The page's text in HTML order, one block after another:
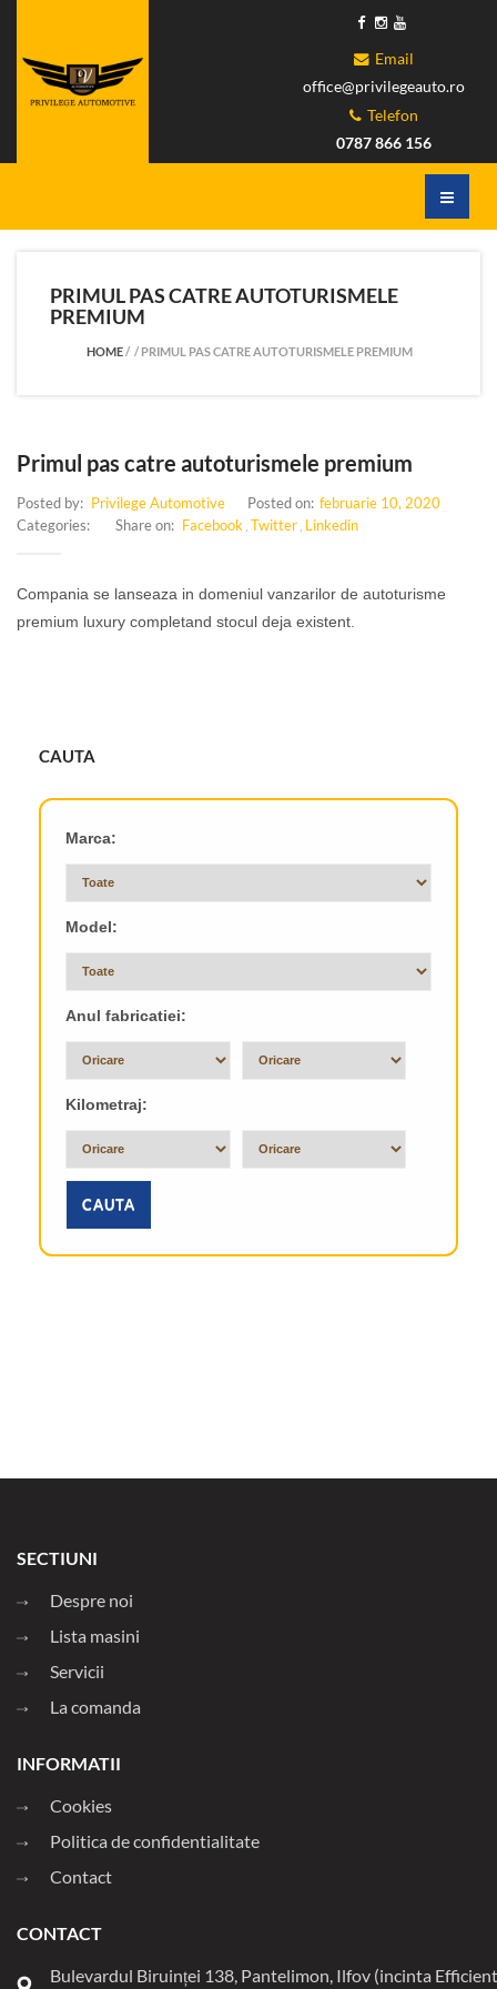
Email
office@privilegeauto.ro
Telefon
0787 866 156
PRIMUL PAS CATRE AUTOTURISMELE
PREMIUM
HOME/ / PRIMUL PAS CATRE AUTOTURISMELE PREMIUM
Primul pas catre autoturismele premium
Posted by: Privilege Automotive Posted on: februarie 10, 2020
Categories:
Share on: Facebook , Twitter , Linkedin
Compania se lanseaza in domeniul vanzarilor de autoturisme
premium luxury completand stocul deja existent.
CAUTA
Model:
Marca:
Anul fabricatiei:
Kilometraj:
CAUTA
SECTIUNI
Despre noi
Lista masini
Servicii
La comanda
INFORMATII
Cookies
Politica de confidentialitate
Contact
CONTACT
Bulevardul Biruinței 138, Pantelimon, Ilfov (incinta Efficient